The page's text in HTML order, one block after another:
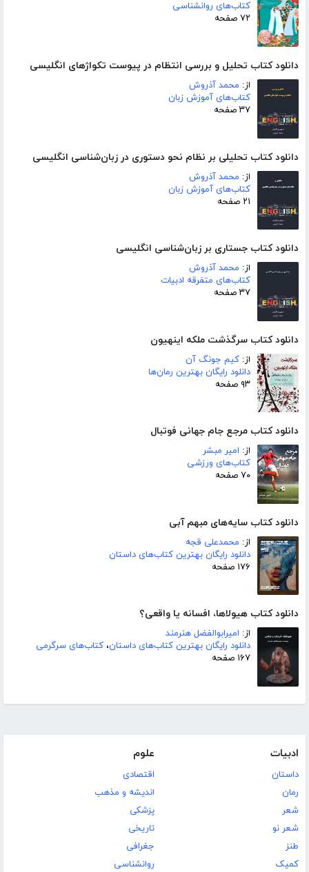
کتاب‌های روانشناسی
۷۲ صفحه
دانلود کتاب تحلیل و بررسی انتظام در پیوست تکواژهای انگلیسی
از: محمد آذروش
کتاب‌های آموزش زبان
۳۷ صفحه
دانلود کتاب تحلیلی بر نظام نحو دستوری در زبان‌شناسی انگلیسی
از: محمد آذروش
کتاب‌های آموزش زبان
۲۱ صفحه
دانلود کتاب جستاری بر زبان‌شناسی انگلیسی
از: محمد آذروش
کتاب‌های متفرقه ادبیات
۳۷ صفحه
دانلود کتاب سرگذشت ملکه اینهیون
از: کیم جونگ آن
دانلود رایگان بهترین رمان‌ها
۹۳ صفحه
دانلود کتاب مرجع جام جهانی فوتبال
از: امیر مبشر
کتاب‌های ورزشی
۷۰ صفحه
دانلود کتاب سایه‌های مبهم آبی
از: محمدعلی قجه
دانلود رایگان بهترین کتاب‌های داستان
۱۷۶ صفحه
دانلود کتاب هیولاها، افسانه یا واقعی؟
از: امیرابوالفضل هنرمند
دانلود رایگان بهترین کتاب‌های داستان، کتاب‌های سرگرمی
۱۶۷ صفحه
ادبیات
داستان
رمان
شعر
شعر نو
طنز
کمیک
علوم
اقتصادی
اندیشه و مذهب
پزشکی
تاریخی
جغرافی
روانشناسی